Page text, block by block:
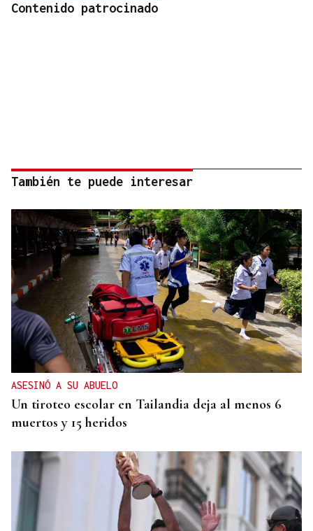
Contenido patrocinado
También te puede interesar
ASESINÓ A SU ABUELO
Un tiroteo escolar en Tailandia deja al menos 6
muertos y 15 heridos